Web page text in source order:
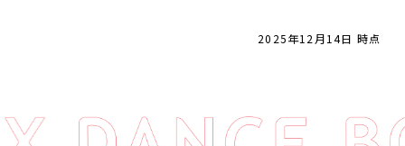
イベント
2025年12月14日 時点